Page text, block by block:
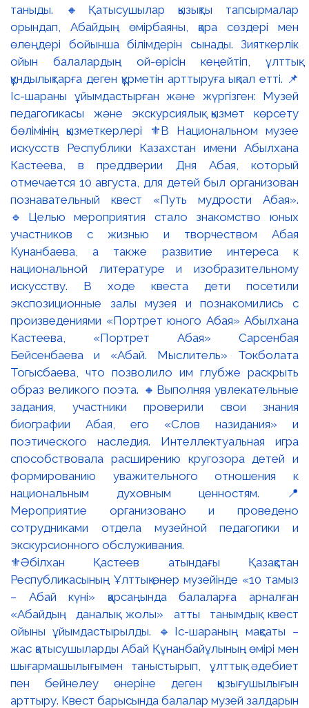
⚜️Әбілхан Қастеев атындағы Қазақстан
Республикасының Ұлттық өнер музейінде «10 тамыз
– Абай күні» қарсаңында балаларға арналған
«Абайдың даналық жолы» атты танымдық квест
ойыны ұйымдастырылды. 🔹Іс-шараның мақсаты –
жас қатысушыларды Абай Құнанбайұлының өмірі мен
шығармашылығымен таныстырып, ұлттық әдебиет
пен бейнелеу өнеріне деген қызығушылығын
арттыру. Квест барысында балалар музей залдарын